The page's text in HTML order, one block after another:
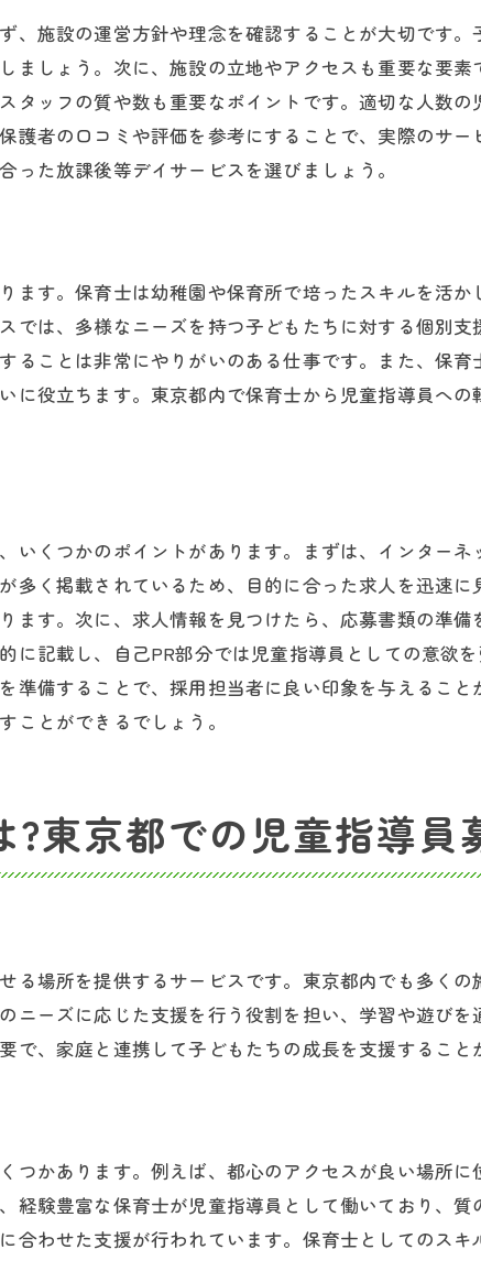
グラム内容
き方
要性
童指導員として働く魅力
児童指導員としての求人情報
施設の運営方針や理念を確認することが大切です。
しょう。次に、施設の立地やアクセスも重要な要素
ッフの質や数も重要なポイントです。適切な人数の
者の口コミや評価を参考にすることで、実際のサー
た放課後等デイサービスを選びましょう。
す。保育士は幼稚園や保育所で培ったスキルを活
は、多様なニーズを持つ子どもたちに対する個別支
ことは非常にやりがいのある仕事です。また、保育
役立ちます。東京都内で保育士から児童指導員への
くつかのポイントがあります。まずは、インターネ
く掲載されているため、目的に合った求人を迅速に
す。次に、求人情報を見つけたら、応募書類の準備
記載し、自己PR部分では児童指導員としての意欲
備することで、採用担当者に良い印象を与えること
ことができるでしょう。
東京都での児童指導員
場所を提供するサービスです。東京都内でも多くの
ーズに応じた支援を行う役割を担い、学習や遊び
、家庭と連携して子どもたちの成長を支援すること
かあります。例えば、都心のアクセスが良い場所に
験豊富な保育士が児童指導員として働いており、質
わせた支援が行われています。保育士としてのスキ